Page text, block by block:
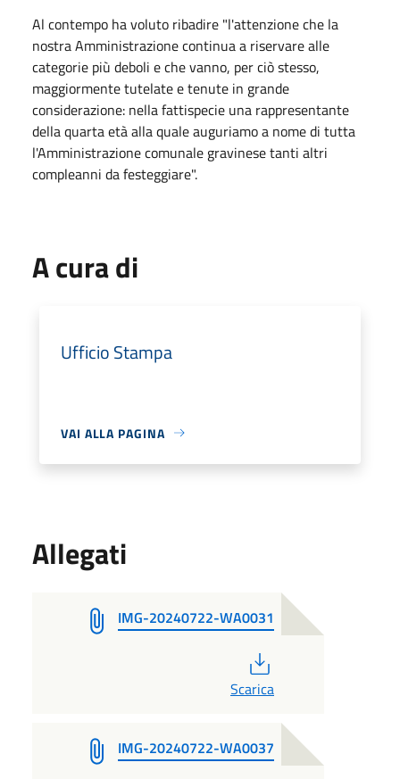
Al contempo ha voluto ribadire "l'attenzione che la
nostra Amministrazione continua a riservare alle
categorie più deboli e che vanno, per ciò stesso,
maggiormente tutelate e tenute in grande
considerazione: nella fattispecie una rappresentante
della quarta età alla quale auguriamo a nome di tutta
l'Amministrazione comunale gravinese tanti altri
compleanni da festeggiare".
A cura di
Ufficio Stampa
VAI ALLA PAGINA
Allegati
IMG-20240722-WA0031
Scarica
IMG-20240722-WA0037